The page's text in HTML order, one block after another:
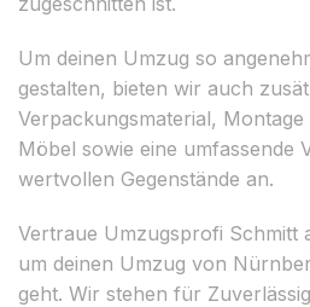
Um deinen Umzug so
gestalten, bieten wir auch
Verpackungsmaterial,
Möbel sowie eine umfassende
wertvollen Gegenstände an.
Vertraue Umzugsprofi Schmitt
um deinen Umzug von
geht. Wir stehen für